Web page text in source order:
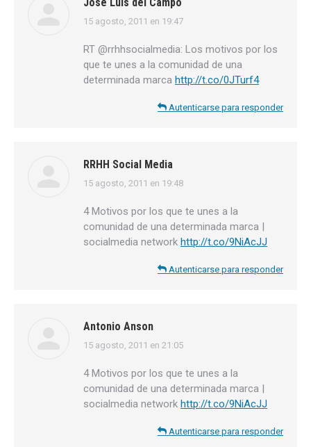
dice:
15 agosto, 2011 en 19:47
RT @rrhhsocialmedia: Los motivos por los
que te unes a la comunidad de una
determinada marca http://t.co/0JTurf4
Autenticarse para responder
RRHH Social Media
dice:
15 agosto, 2011 en 19:48
4 Motivos por los que te unes a la
comunidad de una determinada marca |
socialmedia network http://t.co/9NiAcJJ
Autenticarse para responder
Antonio Anson
dice:
15 agosto, 2011 en 21:05
4 Motivos por los que te unes a la
comunidad de una determinada marca |
socialmedia network http://t.co/9NiAcJJ
Autenticarse para responder